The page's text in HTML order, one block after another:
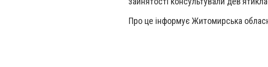
Про це інформує Житомирська